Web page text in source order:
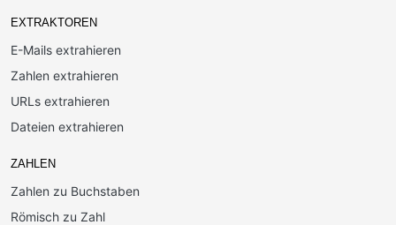
EXTRAKTOREN
E-Mails extrahieren
Zahlen extrahieren
URLs extrahieren
Dateien extrahieren
ZAHLEN
Zahlen zu Buchstaben
Römisch zu Zahl